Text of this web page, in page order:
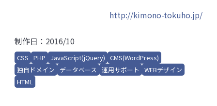
http://kimono-tokuho.jp/
制作日：2016/10
CSS PHP JavaScript(jQuery) CMS(WordPress)
独自ドメイン
データベース 運用サポート
WEBデザイン
HTML